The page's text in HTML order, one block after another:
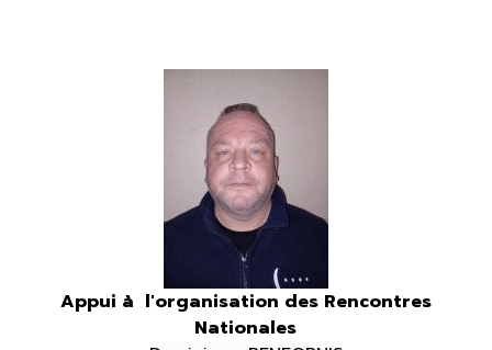
Appui à l'organisation des Rencontres
Nationales